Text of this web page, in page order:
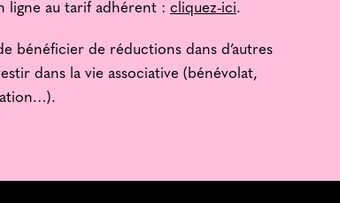
ligne au tarif adhérent : cliquez-ici.
bénéficier de réductions dans d’autres
dans la vie associative (bénévolat,